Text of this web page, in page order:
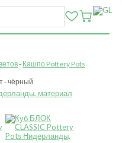
Кашпо Pottery Pots
- чёрный